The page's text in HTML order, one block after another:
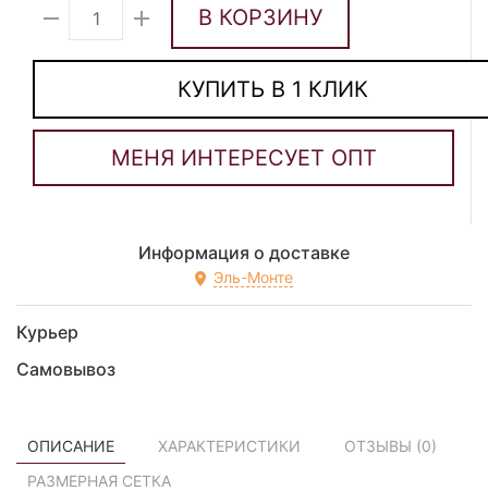
В КОРЗИНУ
КУПИТЬ В 1 КЛИК
Информация о доставке
Эль-Монте
Курьер
Самовывоз
ОПИСАНИЕ ХАРАКТЕРИСТИКИ ОТЗЫВЫ (0)
РАЗМЕРНАЯ СЕТКА